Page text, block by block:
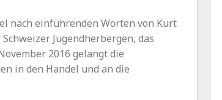
nach einführenden Worten von Kurt
Jugendherbergen, das
2016 gelangt die
in den Handel und an die